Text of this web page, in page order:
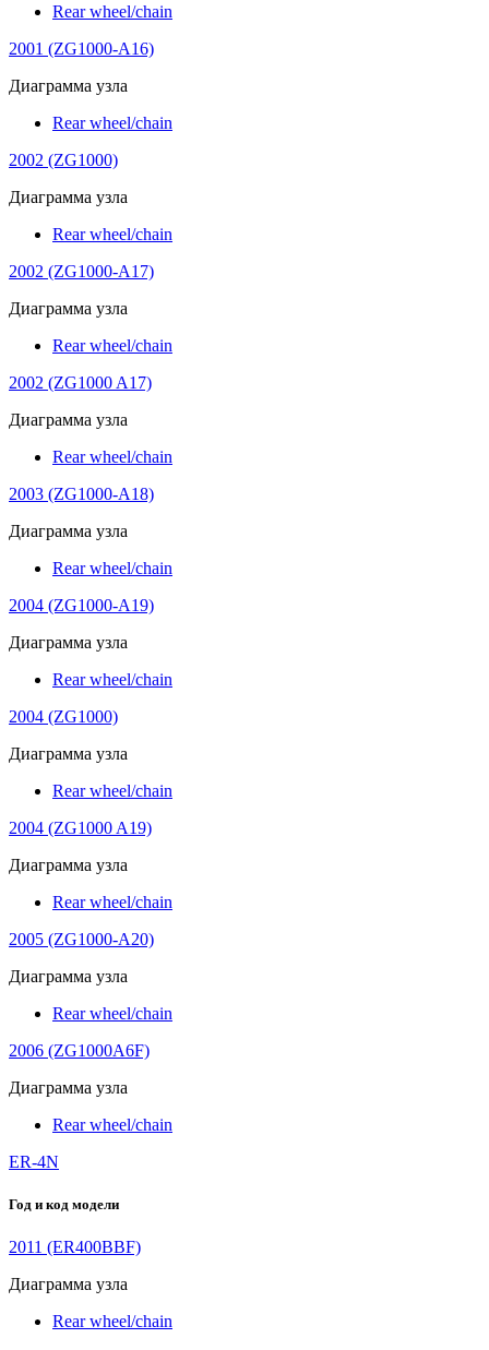
Rear wheel/chain
2001 (ZG1000-A16)
Диаграмма узла
Rear wheel/chain
2002 (ZG1000)
Диаграмма узла
Rear wheel/chain
2002 (ZG1000-A17)
Диаграмма узла
Rear wheel/chain
2002 (ZG1000 A17)
Диаграмма узла
Rear wheel/chain
2003 (ZG1000-A18)
Диаграмма узла
Rear wheel/chain
2004 (ZG1000-A19)
Диаграмма узла
Rear wheel/chain
2004 (ZG1000)
Диаграмма узла
Rear wheel/chain
2004 (ZG1000 A19)
Диаграмма узла
Rear wheel/chain
2005 (ZG1000-A20)
Диаграмма узла
Rear wheel/chain
2006 (ZG1000A6F)
Диаграмма узла
Rear wheel/chain
ER-4N
Год и код модели
2011 (ER400BBF)
Диаграмма узла
Rear wheel/chain